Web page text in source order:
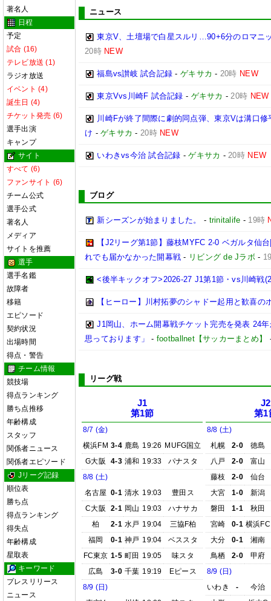
著名人
日程
予定
試合 (16)
テレビ放送 (1)
ラジオ放送
イベント (4)
誕生日 (4)
チケット発売 (6)
選手出演
キャンプ
サイト
すべて (6)
ファンサイト (6)
チーム公式
選手公式
著名人
メディア
サイトを推薦
選手
選手名鑑
故障者
移籍
エピソード
契約状況
出場時間
得点・警告
チーム情報
競技場
得点ランキング
勝ち点推移
年齢構成
スタッフ
関係者ニュース
関係者エピソード
Jリーグ記録
順位表
勝ち点
得点ランキング
得失点
年齢構成
星取表
キーワード
プレスリリース
ニュース
ニュース
東京V、土壇場で白星スルリ…90+6分のロマニ
20時 NEW
福島vs讃岐 試合記録 -ゲキサカ - 20時 NEW
東京Vvs川崎F 試合記録 - ゲキサカ -20時 NEW
川崎Fが終了間際に劇的同点弾、東京Vは溝口
け -ゲキサカ - 20時 NEW
いわきvs今治 試合記録 -ゲキサカ -20時 NEW
ブログ
新シーズンが始まりました。 - trinitalife - 19時
【J2リーグ第1節】藤枝MYFC 2-0 ベガルタ仙
れでも届かなかった開幕戦 - リビング de Jラボ-
<後半キックオフ>2026-27 J1第1節・vs川崎戦
【ヒーロー】川村拓夢のシャドー起用と歓喜の
J1岡山、ホーム開幕戦チケット完売を発表 24
思っております」
- footballnet【サッカーまとめ】
リーグ戦
J1
第1節
8/7 (金)
横浜FM 3-4 鹿島 19:26 MUFG国立
G大阪
4-3 浦和 19:33
パナスタ
8/8 (土)
名古屋 0-1 清水 19:03
豊田ス
C大阪
2-1 岡山 19:03
ハナサカ
柏
2-1 水戸 19:04
三協F柏
福岡
0-1 神戸 19:04
ベススタ
FC東京 1-5 町田 19:05
味スタ
広島
3-0 千葉 19:19
Eピース
8/9 (日)
J2
第1
8/8 (土)
札幌
2-0
徳島
八戸
2-0
富山
藤枝
2-0
仙台
大宮
1-0
新潟
磐田
1-1
秋田
宮崎
0-1 横浜FC
大分
0-1
湘南
鳥栖
2-0
甲府
8/9 (日)
いわき
-
今治